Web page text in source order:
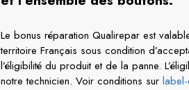
Le bonus réparation Qualirepar est
territoire Français sous condition
l’éligibilité du produit et de la panne.
notre technicien. Voir conditions sur